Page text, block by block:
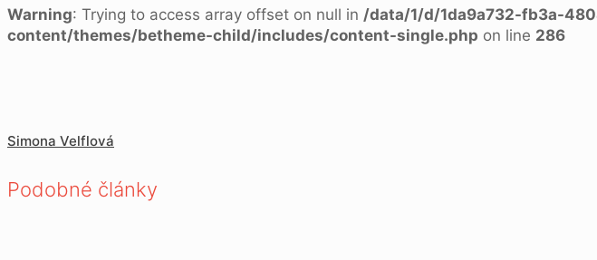
Warning: Trying to access array offset on null in /data/1/d/1da9a732-fb3a-
content/themes/betheme-child/includes/content-single.php on line 286
Simona Velflová
Podobné články